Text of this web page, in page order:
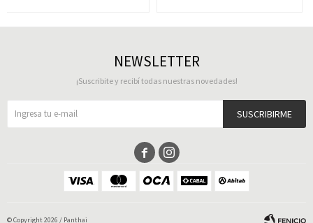
NEWSLETTER
¡Suscribite y recibí todas nuestras novedades!
SUSCRIBIRME
 
© Copyright 2026 / Panthai